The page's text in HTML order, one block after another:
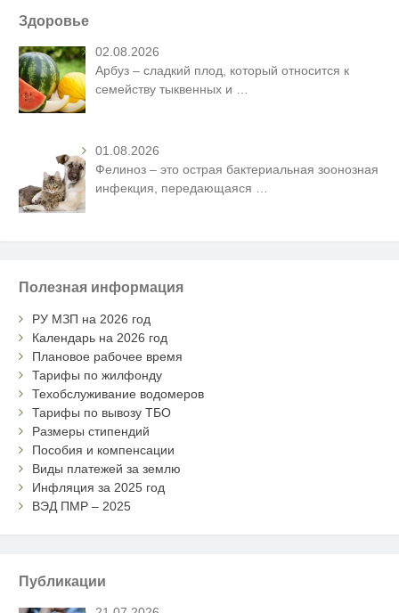
Здоровье
02.08.2026
Арбуз – сладкий плод, который относится к
семейству тыквенных и
01.08.2026
Фелиноз – это острая бактериальная зоонозная
инфекция, передающаяся …
Полезная информация
РУ МЗП на 2026 год
Календарь на 2026 год
Плановое рабочее время
Тарифы по жилфонду
Техобслуживание водомеров
Тарифы по вывозу ТБО
Размеры стипендий
Пособия и компенсации
Виды платежей за землю
Инфляция за 2025 год
ВЭД ПМР – 2025
Публикации